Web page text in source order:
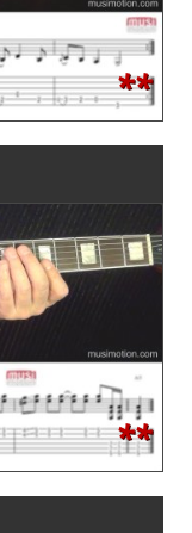
**
**